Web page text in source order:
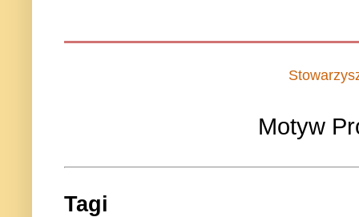
Motyw
Tagi